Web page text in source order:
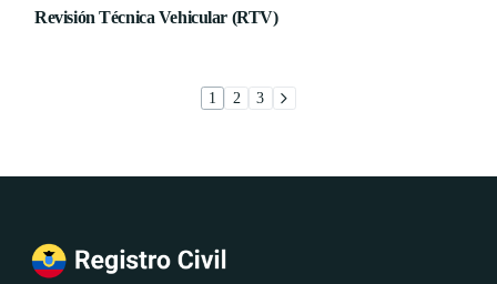
Revisión Técnica Vehicular (RTV)
1 2 3